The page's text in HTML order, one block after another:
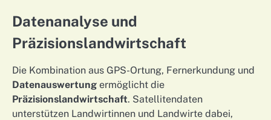
Datenanalyse und
Präzisionslandwirtschaft
Die Kombination aus GPS-Ortung, Fernerkundung und
Datenauswertung ermöglicht die
Präzisionslandwirtschaft. Satellitendaten
unterstützen Landwirtinnen und Landwirte dabei,